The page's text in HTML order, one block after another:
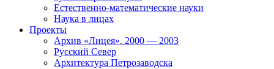
Естественно-математические науки
Наука в лицах
Проекты
Архив «Лицея». 2000 — 2003
Русский Север
Архитектура Петрозаводска